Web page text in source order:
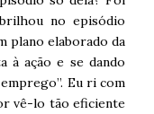
no episódio
plano elaborado da
à ação e se dando
Eu ri com
vê-lo tão eficiente